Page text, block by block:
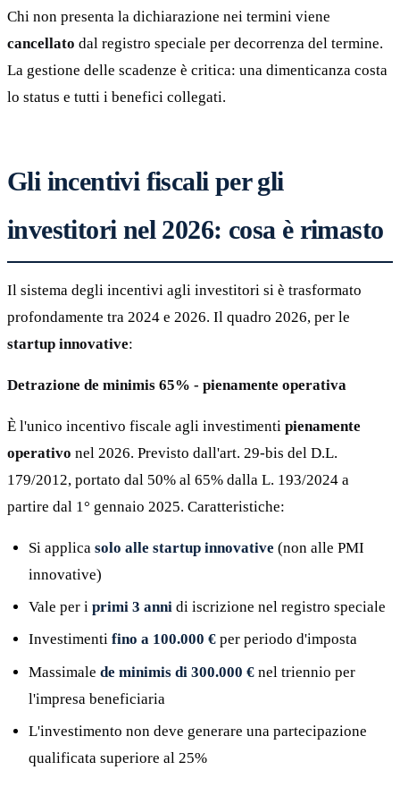
Chi non presenta la dichiarazione nei termini viene
cancellato dal registro speciale per decorrenza del termine.
La gestione delle scadenze è critica: una dimenticanza costa
lo status e tutti i benefici collegati.
Gli incentivi fiscali per gli
investitori nel 2026: cosa è rimasto
Il sistema degli incentivi agli investitori si è trasformato
profondamente tra 2024 e 2026. Il quadro 2026, per le
startup innovative:
Detrazione de minimis 65% - pienamente operativa
È l'unico incentivo fiscale agli investimenti pienamente
operativo nel 2026. Previsto dall'art. 29-bis del D.L.
179/2012, portato dal 50% al 65% dalla L. 193/2024 a
partire dal 1° gennaio 2025. Caratteristiche:
Si applica solo alle startup innovative (non alle PMI
innovative)
Vale per i primi 3 anni di iscrizione nel registro speciale
Investimenti fino a 100.000 € per periodo d'imposta
Massimale de minimis di 300.000 € nel triennio per
l'impresa beneficiaria
L'investimento non deve generare una partecipazione
qualificata superiore al 25%